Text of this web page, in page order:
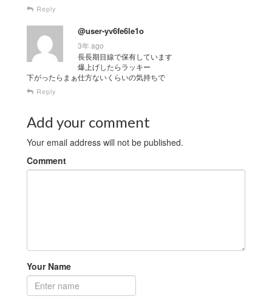
Reply
@user-yv6fe6le1o
3年 ago
長長期目線で保有しています
爆上げしたらラッキー
下がったらまぁ仕方ないくらいの気持ちで
Reply
Add your comment
Your email address will not be published.
Comment
Your Name